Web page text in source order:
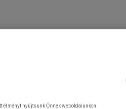
élményt nyújtsunk Önnek weboldalunkon.